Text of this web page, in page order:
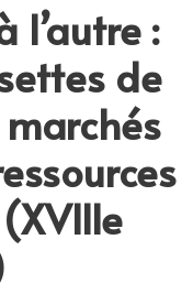
l’autre :
de